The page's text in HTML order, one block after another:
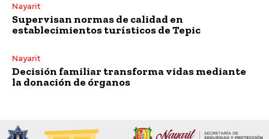
Nayarit
Supervisan normas de calidad en
establecimientos turísticos de Tepic
Nayarit
Decisión familiar transforma vidas mediante
la donación de órganos